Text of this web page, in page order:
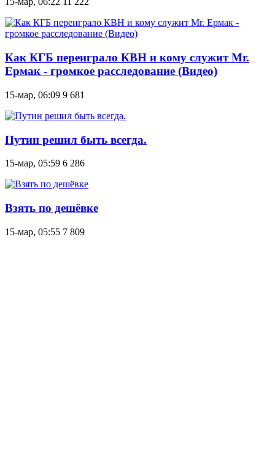
Как КГБ переиграло КВН и кому служит Mr.
Ермак - громкое расследование (Видео)
15-мар, 06:09 9 681
Путин решил быть всегда.
15-мар, 05:59 6 286
Взять по дешёвке
15-мар, 05:55 7 809